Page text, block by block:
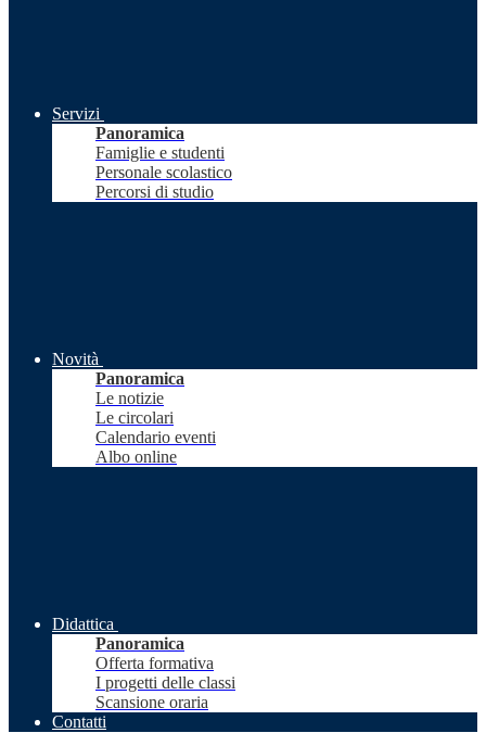
Servizi
Panoramica
Famiglie e studenti
Personale scolastico
Percorsi di studio
Novità
Panoramica
Le notizie
Le circolari
Calendario eventi
Albo online
Didattica
Panoramica
Offerta formativa
I progetti delle classi
Scansione oraria
Contatti